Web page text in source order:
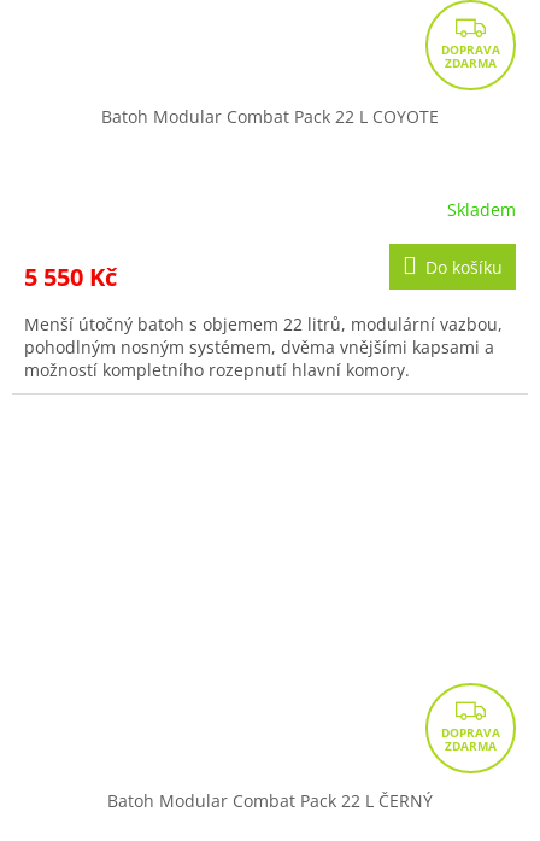
Z
D
A
Batoh Modular Combat Pack 22 L COYOTE
Skladem
5 550 Kč Do košíku
Menší útočný batoh s objemem 22 litrů, modulární vazbou,
pohodlným nosným systémem, dvěma vnějšími kapsami a
možností kompletního rozepnutí hlavní komory.
Z
D
A
Batoh Modular Combat Pack 22 L ČERNÝ